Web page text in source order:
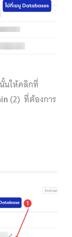
นให้คลิกที่
(2) ที่ต้องการ